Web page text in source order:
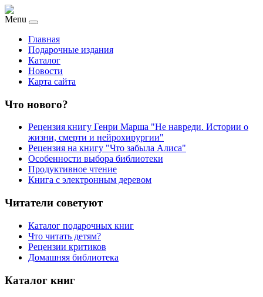
Menu
Главная
Подарочные издания
Каталог
Новости
Карта сайта
Что нового?
Рецензия книгу Генри Марша "Не навреди. Истории о
жизни, смерти и нейрохирургии"
Рецензия на книгу "Что забыла Алиса"
Особенности выбора библиотеки
Продуктивное чтение
Книга с электронным деревом
Читатели советуют
Каталог подарочных книг
Что читать детям?
Рецензии критиков
Домашняя библиотека
Каталог книг